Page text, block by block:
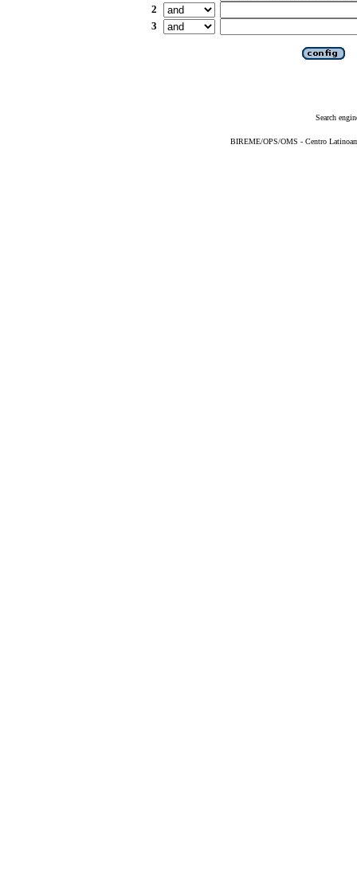
2
3
Search
BIREME/OPS/OMS - Centro